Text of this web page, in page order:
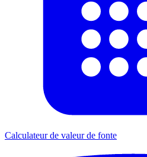
Calculateur de valeur de fonte